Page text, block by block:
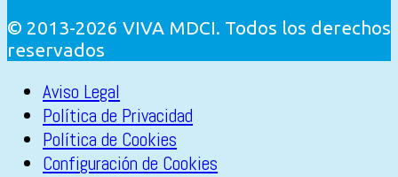
© 2013-2026 VIVA MDCI. Todos los derechos
reservados
Aviso Legal
Política de Privacidad
Política de Cookies
Configuración de Cookies